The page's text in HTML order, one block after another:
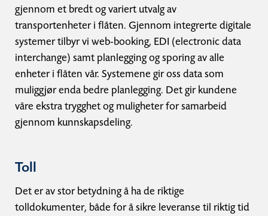
gjennom et bredt og variert utvalg av
transportenheter i flåten. Gjennom integrerte digitale
systemer tilbyr vi web-booking, EDI (electronic data
interchange) samt planlegging og sporing av alle
enheter i flåten vår. Systemene gir oss data som
muliggjør enda bedre planlegging. Det gir kundene
våre ekstra trygghet og muligheter for samarbeid
gjennom kunnskapsdeling.
Toll
Det er av stor betydning å ha de riktige
tolldokumenter, både for å sikre leveranse til riktig tid